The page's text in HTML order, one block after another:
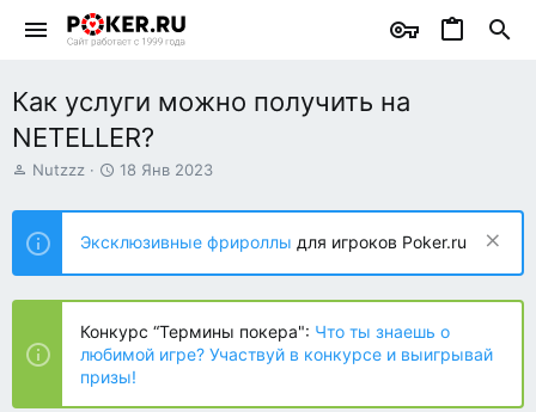
Как услуги можно получить на
NETELLER?
А
т
о
р
т
е
ы
Nutzzz
Д
т
н
а
ч
л
а
18 Янв 2023
Эксклюзивные фрироллы для игроков Poker.ru
Конкурс “Термины покера": Что ты знаешь о
любимой игре? Участвуй в конкурсе и выигрывай
призы!